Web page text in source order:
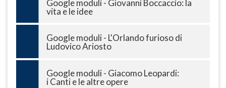
Google moduli - Giovanni Boccaccio: la
vita e le idee
Google moduli - L'Orlando furioso di
Ludovico Ariosto
Google moduli - Giacomo Leopardi:
i Canti e le altre opere